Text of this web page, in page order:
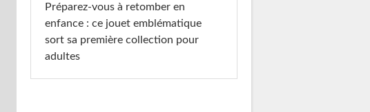
Préparez-vous à retomber en
enfance : ce jouet emblématique
sort sa première collection pour
adultes